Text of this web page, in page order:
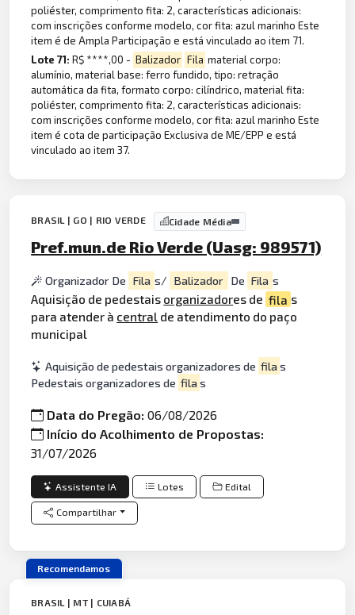
poliéster, comprimento fita: 2, características adicionais:
com inscrições conforme modelo, cor fita: azul marinho Este
item é de Ampla Participação e está vinculado ao item 71.
Lote 71:R$ ****,00 - Balizador Fila material corpo:
alumínio, material base: ferro fundido, tipo: retração
automática da fita, formato corpo: cilíndrico, material fita:
poliéster, comprimento fita: 2, características adicionais:
com inscrições conforme modelo, cor fita: azul marinho Este
item é cota de participação Exclusiva de ME/EPP e está
vinculado ao item 37.
BRASIL | GO | RIO VERDE Cidade Média
Pref.mun.de Rio Verde (Uasg: 989571)
Organizador De Fila s/ Balizador De Fila s
Aquisição de pedestais organizadores de fila s
para atender à central de atendimento do paço
municipal
Aquisição de pedestais organizadores de filas
Pedestais organizadores de filas
Data do Pregão:06/08/2026
Início do Acolhimento de Propostas:
31/07/2026
Assistente IA Lotes Edital
Compartilhar
Recomendamos
BRASIL | MT | CUIABÁ